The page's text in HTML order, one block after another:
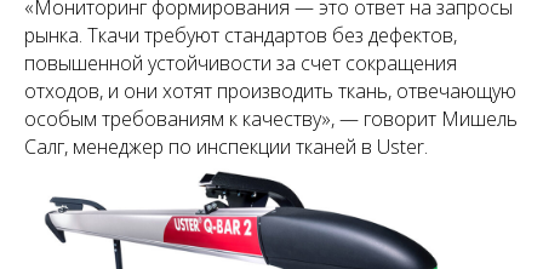
«Мониторинг формирования — это ответ на запросы
рынка. Ткачи требуют стандартов без дефектов,
повышенной устойчивости за счет сокращения
отходов, и они хотят производить ткань, отвечающую
особым требованиям к качеству», — говорит Мишель
Салг, менеджер по инспекции тканей в Uster.